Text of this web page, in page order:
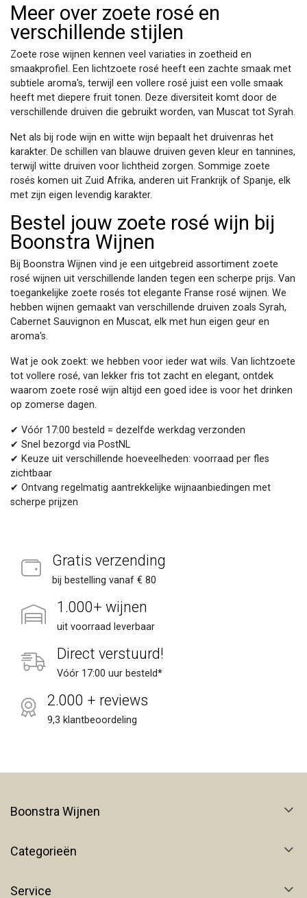
Meer over zoete rosé en
verschillende stijlen
Zoete rose wijnen kennen veel variaties in zoetheid en
smaakprofiel. Een lichtzoete rosé heeft een zachte smaak met
subtiele aroma's, terwijl een vollere rosé juist een volle smaak
heeft met diepere fruit tonen. Deze diversiteit komt door de
verschillende druiven die gebruikt worden, van Muscat tot Syrah.
Net als bij rode wijn en witte wijn bepaalt het druivenras het
karakter. De schillen van blauwe druiven geven kleur en tannines,
terwijl witte druiven voor lichtheid zorgen. Sommige zoete
rosés komen uit Zuid Afrika, anderen uit Frankrijk of Spanje, elk
met zijn eigen levendig karakter.
Bestel jouw zoete rosé wijn bij
Boonstra Wijnen
Bij Boonstra Wijnen vind je een uitgebreid assortiment zoete
rosé wijnen uit verschillende landen tegen een scherpe prijs. Van
toegankelijke zoete rosés tot elegante Franse rosé wijnen. We
hebben wijnen gemaakt van verschillende druiven zoals Syrah,
Cabernet Sauvignon en Muscat, elk met hun eigen geur en
aroma's.
Wat je ook zoekt: we hebben voor ieder wat wils. Van lichtzoete
tot vollere rosé, van lekker fris tot zacht en elegant, ontdek
waarom zoete rosé wijn altijd een goed idee is voor het drinken
op zomerse dagen.
✔ Vóór 17:00 besteld = dezelfde werkdag verzonden
✔ Snel bezorgd via PostNL
✔ Keuze uit verschillende hoeveelheden: voorraad per fles
zichtbaar
✔ Ontvang regelmatig aantrekkelijke wijnaanbiedingen met
scherpe prijzen
Gratis verzending
bij bestelling vanaf € 80
1.000+ wijnen
uit voorraad leverbaar
Direct verstuurd!
Vóór 17:00 uur besteld*
2.000 + reviews
9,3 klantbeoordeling
Boonstra Wijnen
Categorieën
Service